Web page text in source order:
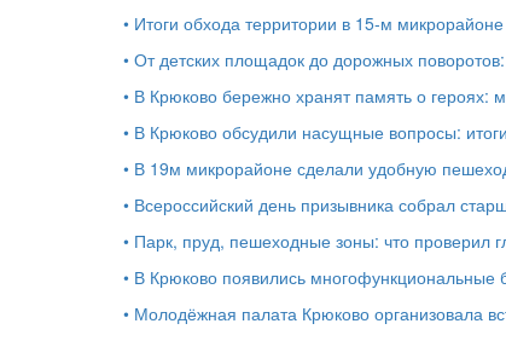
• Итоги обхода территории в 15‑м
• От детских площадок до дорожных
• В Крюково бережно хранят память о героях:
• В Крюково обсудили насущные вопросы:
• В 19м микрорайоне сделали удобную
• Всероссийский день призывника собрал
• Парк, пруд, пешеходные зоны: что проверил
• В Крюково появились многофункциональные
• Молодёжная палата Крюково организовала